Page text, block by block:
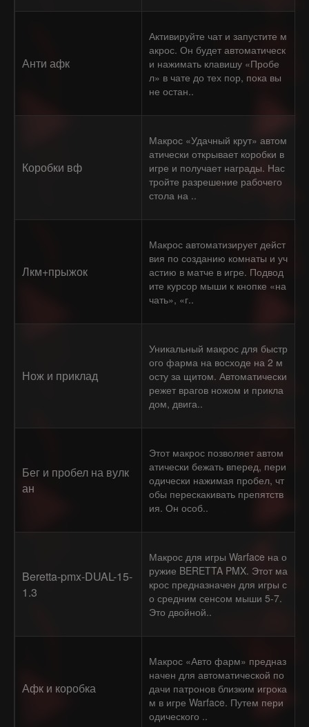
Анти афк
Активируйте чат и запустите м
акрос. Он будет автоматическ
и нажимать клавишу «Пробе
л» в чате до тех пор, пока вы
не остан..
Коробки вф
Макрос «Удачный крут» автом
атически открывает коробки в
игре и получает награды. Нас
тройте разрешение рабочего
стола на ..
Лкм+прыжок
Макрос автоматизирует дейст
вия по созданию комнаты и уч
астию в матче в игре. Подвод
ите курсор мыши к кнопке «на
чать», «г..
Нож и приклад
Уникальный макрос для быстр
ого фарма на восходе на 2 м
осту за щитом. Автоматически
режет врагов ножом и прикла
дом, двига..
Бег и пробел на вулк
ан
Этот макрос позволяет автом
атически бежать вперед, пери
одически нажимая пробел, чт
обы перескакивать препятств
ия. Он особ..
Beretta-pmx-DUAL-15-
1.3
Макрос для игры Warface на о
ружие BERETTA PMX. Этот ма
крос предназначен для игры с
о средним сенсом мыши 5-7.
Это двойной..
Афк и коробка
Макрос «Авто фарм» предназ
начен для автоматической по
дачи патронов близким игрока
м в игре Warface. Путем пери
одического ..